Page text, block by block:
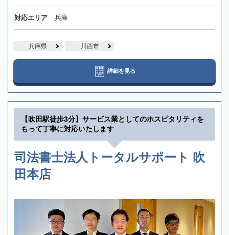
対応エリア 兵庫
兵庫県 川西市
詳細を見る
【吹田駅徒歩3分】サービス業としてのホスピタリティを
もって丁寧に対応いたします
司法書士法人トータルサポート 吹
田本店